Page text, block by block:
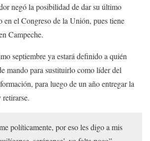
negó la posibilidad de dar su último
en el Congreso de la Unión, pues tiene
Campeche.
septiembre ya estará definido a quién
mando para sustituirlo como líder del
para luego de un año entregar la
políticamente, por eso les digo a mis